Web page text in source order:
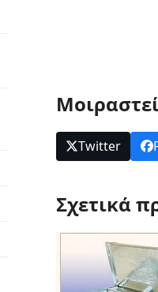
Twitter
Σχετικά